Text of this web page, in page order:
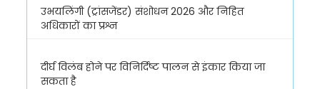
उभयलिंगी (ट्रांसजेंडर) संशोधन 2026 और निहित
अधिकारों का प्रश्न
दीर्घ विलंब होने पर विनिर्दिष्ट पालन से इंकार किया जा
सकता है